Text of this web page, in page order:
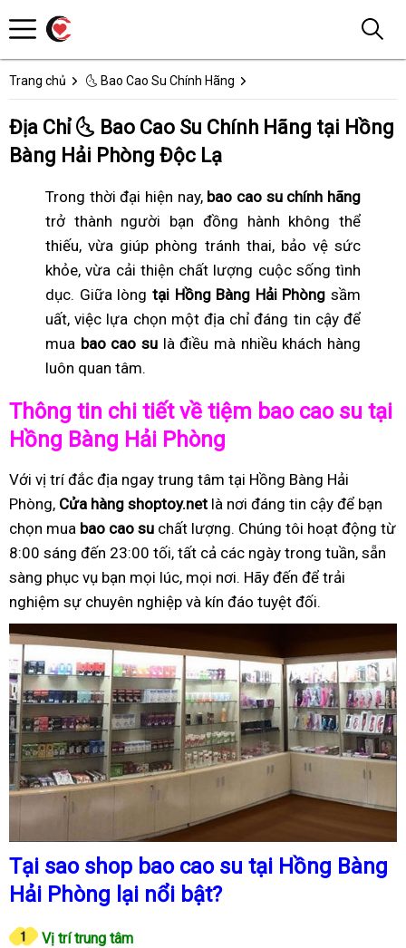
Trang chủ 🌜 Bao Cao Su Chính Hãng
Địa Chỉ 🌜 Bao Cao Su Chính Hãng tại Hồng
Bàng Hải Phòng Độc Lạ
Trong thời đại hiện nay, bao cao su chính hãng
trở thành người bạn đồng hành không thể
thiếu, vừa giúp phòng tránh thai, bảo vệ sức
khỏe, vừa cải thiện chất lượng cuộc sống tình
dục. Giữa lòng tại Hồng Bàng Hải Phòng sầm
uất, việc lựa chọn một địa chỉ đáng tin cậy để
mua bao cao su là điều mà nhiều khách hàng
luôn quan tâm.
Thông tin chi tiết về tiệm bao cao su tại
Hồng Bàng Hải Phòng
Với vị trí đắc địa ngay trung tâm tại Hồng Bàng Hải
Phòng, Cửa hàng shoptoy.net là nơi đáng tin cậy để bạn
chọn mua bao cao su chất lượng. Chúng tôi hoạt động từ
8:00 sáng đến 23:00 tối, tất cả các ngày trong tuần, sẵn
sàng phục vụ bạn mọi lúc, mọi nơi. Hãy đến để trải
nghiệm sự chuyên nghiệp và kín đáo tuyệt đối.
Tại sao shop bao cao su tại Hồng Bàng
Hải Phòng lại nổi bật?
Vị trí trung tâm